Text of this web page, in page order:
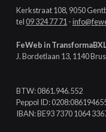
Kerkstraat 108, 9050
tel09 324 77 71-
FeWeb in
J. Bordetlaan 13, 1140
BTW: 0861.946.552
Peppol ID:
IBAN: BE93 7370 1064